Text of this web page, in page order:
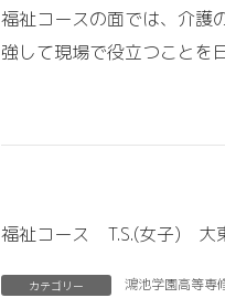
福祉コースの面では、介護
強して現場で役立つことを
福祉コース T.S.(女子) 大
カテゴリー 鴻池学園高等専